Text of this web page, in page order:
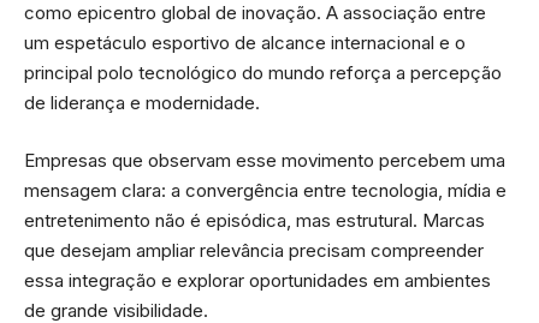
como epicentro global de inovação. A associação entre
um espetáculo esportivo de alcance internacional e o
principal polo tecnológico do mundo reforça a percepção
de liderança e modernidade.
Empresas que observam esse movimento percebem uma
mensagem clara: a convergência entre tecnologia, mídia e
entretenimento não é episódica, mas estrutural. Marcas
que desejam ampliar relevância precisam compreender
essa integração e explorar oportunidades em ambientes
de grande visibilidade.